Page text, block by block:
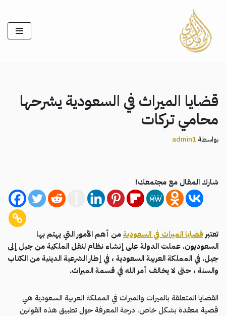
تخطى
إلى
المحتوى
قضايا الميراث في السعودية يشرحها
محامي تركات
بواسطة admin1
شارك المقال مع مجتمعك!
تعتبر قضايا الميراث في السعوديةمن أهم الأمور التي يهتم بها
السعوديون. عملت الدولة على إنشاء نظام لنقل الملكية من جيل إلى
جيل. في المملكة العربية السعودية ، في إطار الشرعية الدينية من الكتاب
والسنة ، حتى لا يخالف أمر الله في قسمة الميراث.
القضايا المتعلقة بالميراث والميراث في المملكة العربية السعودية هي
قضية معقدة بشكل خاص. درجة المعرفة حول تطبيق هذه القوانين